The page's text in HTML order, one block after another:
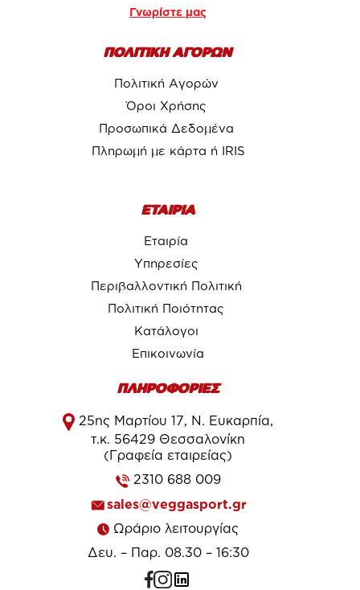
Γνωρίστε μας
ΠΟΛΙΤΙΚΗ ΑΓΟΡΩΝ
Πολιτική Αγορών
Όροι Χρήσης
Προσωπικά Δεδομένα
Πληρωμή με κάρτα ή IRIS
ΕΤΑΙΡΙΑ
Εταιρία
Υπηρεσίες
Περιβαλλοντική Πολιτική
Πολιτική Ποιότητας
Κατάλογοι
Επικοινωνία
ΠΛΗΡΟΦΟΡΙΕΣ
25ης Μαρτίου 17, Ν. Ευκαρπία,
τ.κ. 56429 Θεσσαλονίκη
(Γραφεία εταιρείας)
2310 688 009
sales@veggasport.gr
Ωράριο λειτουργίας
Δευ. – Παρ. 08.30 – 16:30